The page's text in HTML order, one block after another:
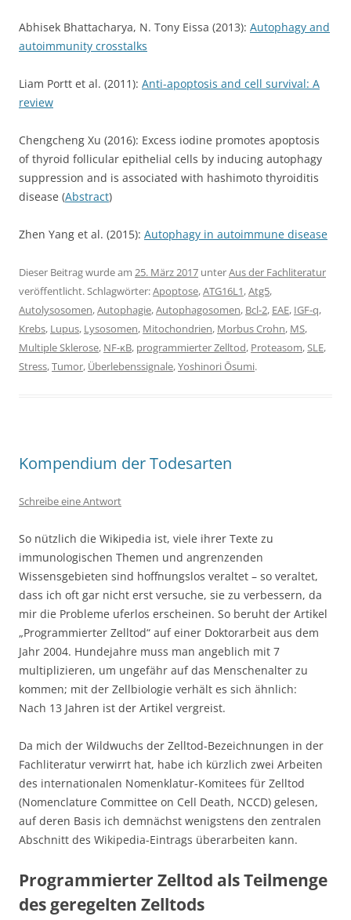
Abhisek Bhattacharya, N. Tony Eissa (2013): Autophagy and
autoimmunity crosstalks
Liam Portt et al. (2011): Anti-apoptosis and cell survival: A
review
Chengcheng Xu (2016): Excess iodine promotes apoptosis
of thyroid follicular epithelial cells by inducing autophagy
suppression and is associated with hashimoto thyroiditis
disease (Abstract)
Zhen Yang et al. (2015): Autophagy in autoimmune disease
Dieser Beitrag wurde am 25. März 2017 unterAus der Fachliteratur
veröffentlicht. Schlagwörter:Apoptose,ATG16L1,Atg5,
Autolysosomen,Autophagie,Autophagosomen, Bcl-2, EAE, IGF-q,
Krebs, Lupus, Lysosomen, Mitochondrien, Morbus Crohn, MS,
Multiple Sklerose, NF-κB, programmierter Zelltod, Proteasom, SLE,
Stress,Tumor, Überlebenssignale,Yoshinori Ōsumi.
Kompendium der Todesarten
Schreibe eine Antwort
So nützlich die Wikipedia ist, viele ihrer Texte zu
immunologischen Themen und angrenzenden
Wissensgebieten sind hoffnungslos veraltet – so veraltet,
dass ich oft gar nicht erst versuche, sie zu verbessern, da
mir die Probleme uferlos erscheinen. So beruht der Artikel
„Programmierter Zelltod“ auf einer Doktorarbeit aus dem
Jahr 2004. Hundejahre muss man angeblich mit 7
multiplizieren, um ungefähr auf das Menschenalter zu
kommen; mit der Zellbiologie verhält es sich ähnlich:
Nach 13 Jahren ist der Artikel vergreist.
Da mich der Wildwuchs der Zelltod-Bezeichnungen in der
Fachliteratur verwirrt hat, habe ich kürzlich zwei Arbeiten
des internationalen Nomenklatur-Komitees für Zelltod
(Nomenclature Committee on Cell Death, NCCD) gelesen,
auf deren Basis ich demnächst wenigstens den zentralen
Abschnitt des Wikipedia-Eintrags überarbeiten kann.
Programmierter Zelltod als Teilmenge
des geregelten Zelltods